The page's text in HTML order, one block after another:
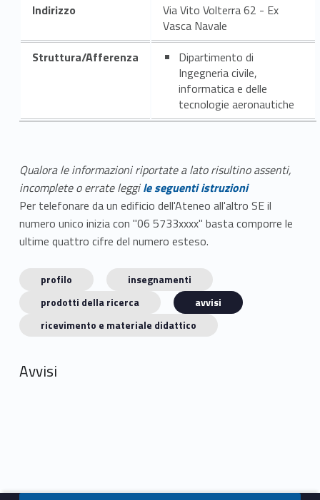
Indirizzo
Via Vito Volterra 62 - Ex
Vasca Navale
Struttura/Afferenza
Dipartimento di
Ingegneria civile,
informatica e delle
tecnologie aeronautiche
Qualora le informazioni riportate a lato risultino assenti,
incomplete o errate leggile seguenti istruzioni
Per telefonare da un edificio dell'Ateneo all'altro SE il
numero unico inizia con "06 5733xxxx" basta comporre le
ultime quattro cifre del numero esteso.
profilo
insegnamenti
prodotti della ricerca
avvisi
ricevimento e materiale didattico
Avvisi